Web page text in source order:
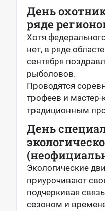
День
ряде
Хотя
нет, в ряде
сентября
рыболовов.
Проводятся
трофеев и мастер-
традиционным
День
Экологические
приурочивают
подчеркивая
сезоном и